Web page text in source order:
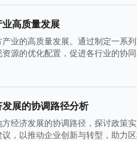
高质量发展
业的高质量发展。通过制定一系
源的优化配置，促进各行业的协
展的协调路径分析
经济发展的协调路径，探讨政策
，以推动企业创新与转型，助力区